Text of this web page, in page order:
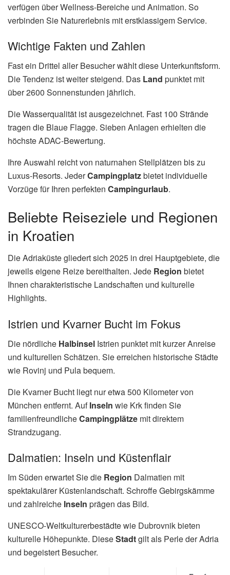
verfügen über Wellness-Bereiche und Animation. So
verbinden Sie Naturerlebnis mit erstklassigem Service.
Wichtige Fakten und Zahlen
Fast ein Drittel aller Besucher wählt diese Unterkunftsform.
Die Tendenz ist weiter steigend. Das Land punktet mit
über 2600 Sonnenstunden jährlich.
Die Wasserqualität ist ausgezeichnet. Fast 100 Strände
tragen die Blaue Flagge. Sieben Anlagen erhielten die
höchste ADAC-Bewertung.
Ihre Auswahl reicht von naturnahen Stellplätzen bis zu
Luxus-Resorts. JederCampingplatzbietet individuelle
Vorzüge für Ihren perfekten Campingurlaub.
Beliebte Reiseziele und Regionen
in Kroatien
Die Adriaküste gliedert sich 2025 in drei Hauptgebiete, die
jeweils eigene Reize bereithalten. Jede Region bietet
Ihnen charakteristische Landschaften und kulturelle
Highlights.
Istrien und Kvarner Bucht im Fokus
Die nördliche Halbinsel Istrien punktet mit kurzer Anreise
und kulturellen Schätzen. Sie erreichen historische Städte
wie Rovinj und Pula bequem.
Die Kvarner Bucht liegt nur etwa 500 Kilometer von
München entfernt. AufInseln wie Krk finden Sie
familienfreundlicheCampingplätze mit direktem
Strandzugang.
Dalmatien: Inseln und Küstenflair
Im Süden erwartet Sie die Region Dalmatien mit
spektakulärer Küstenlandschaft. Schroffe Gebirgskämme
und zahlreiche Inseln prägen das Bild.
UNESCO-Weltkulturerbestädte wie Dubrovnik bieten
kulturelle Höhepunkte. DieseStadtgilt als Perle der Adria
und begeistert Besucher.